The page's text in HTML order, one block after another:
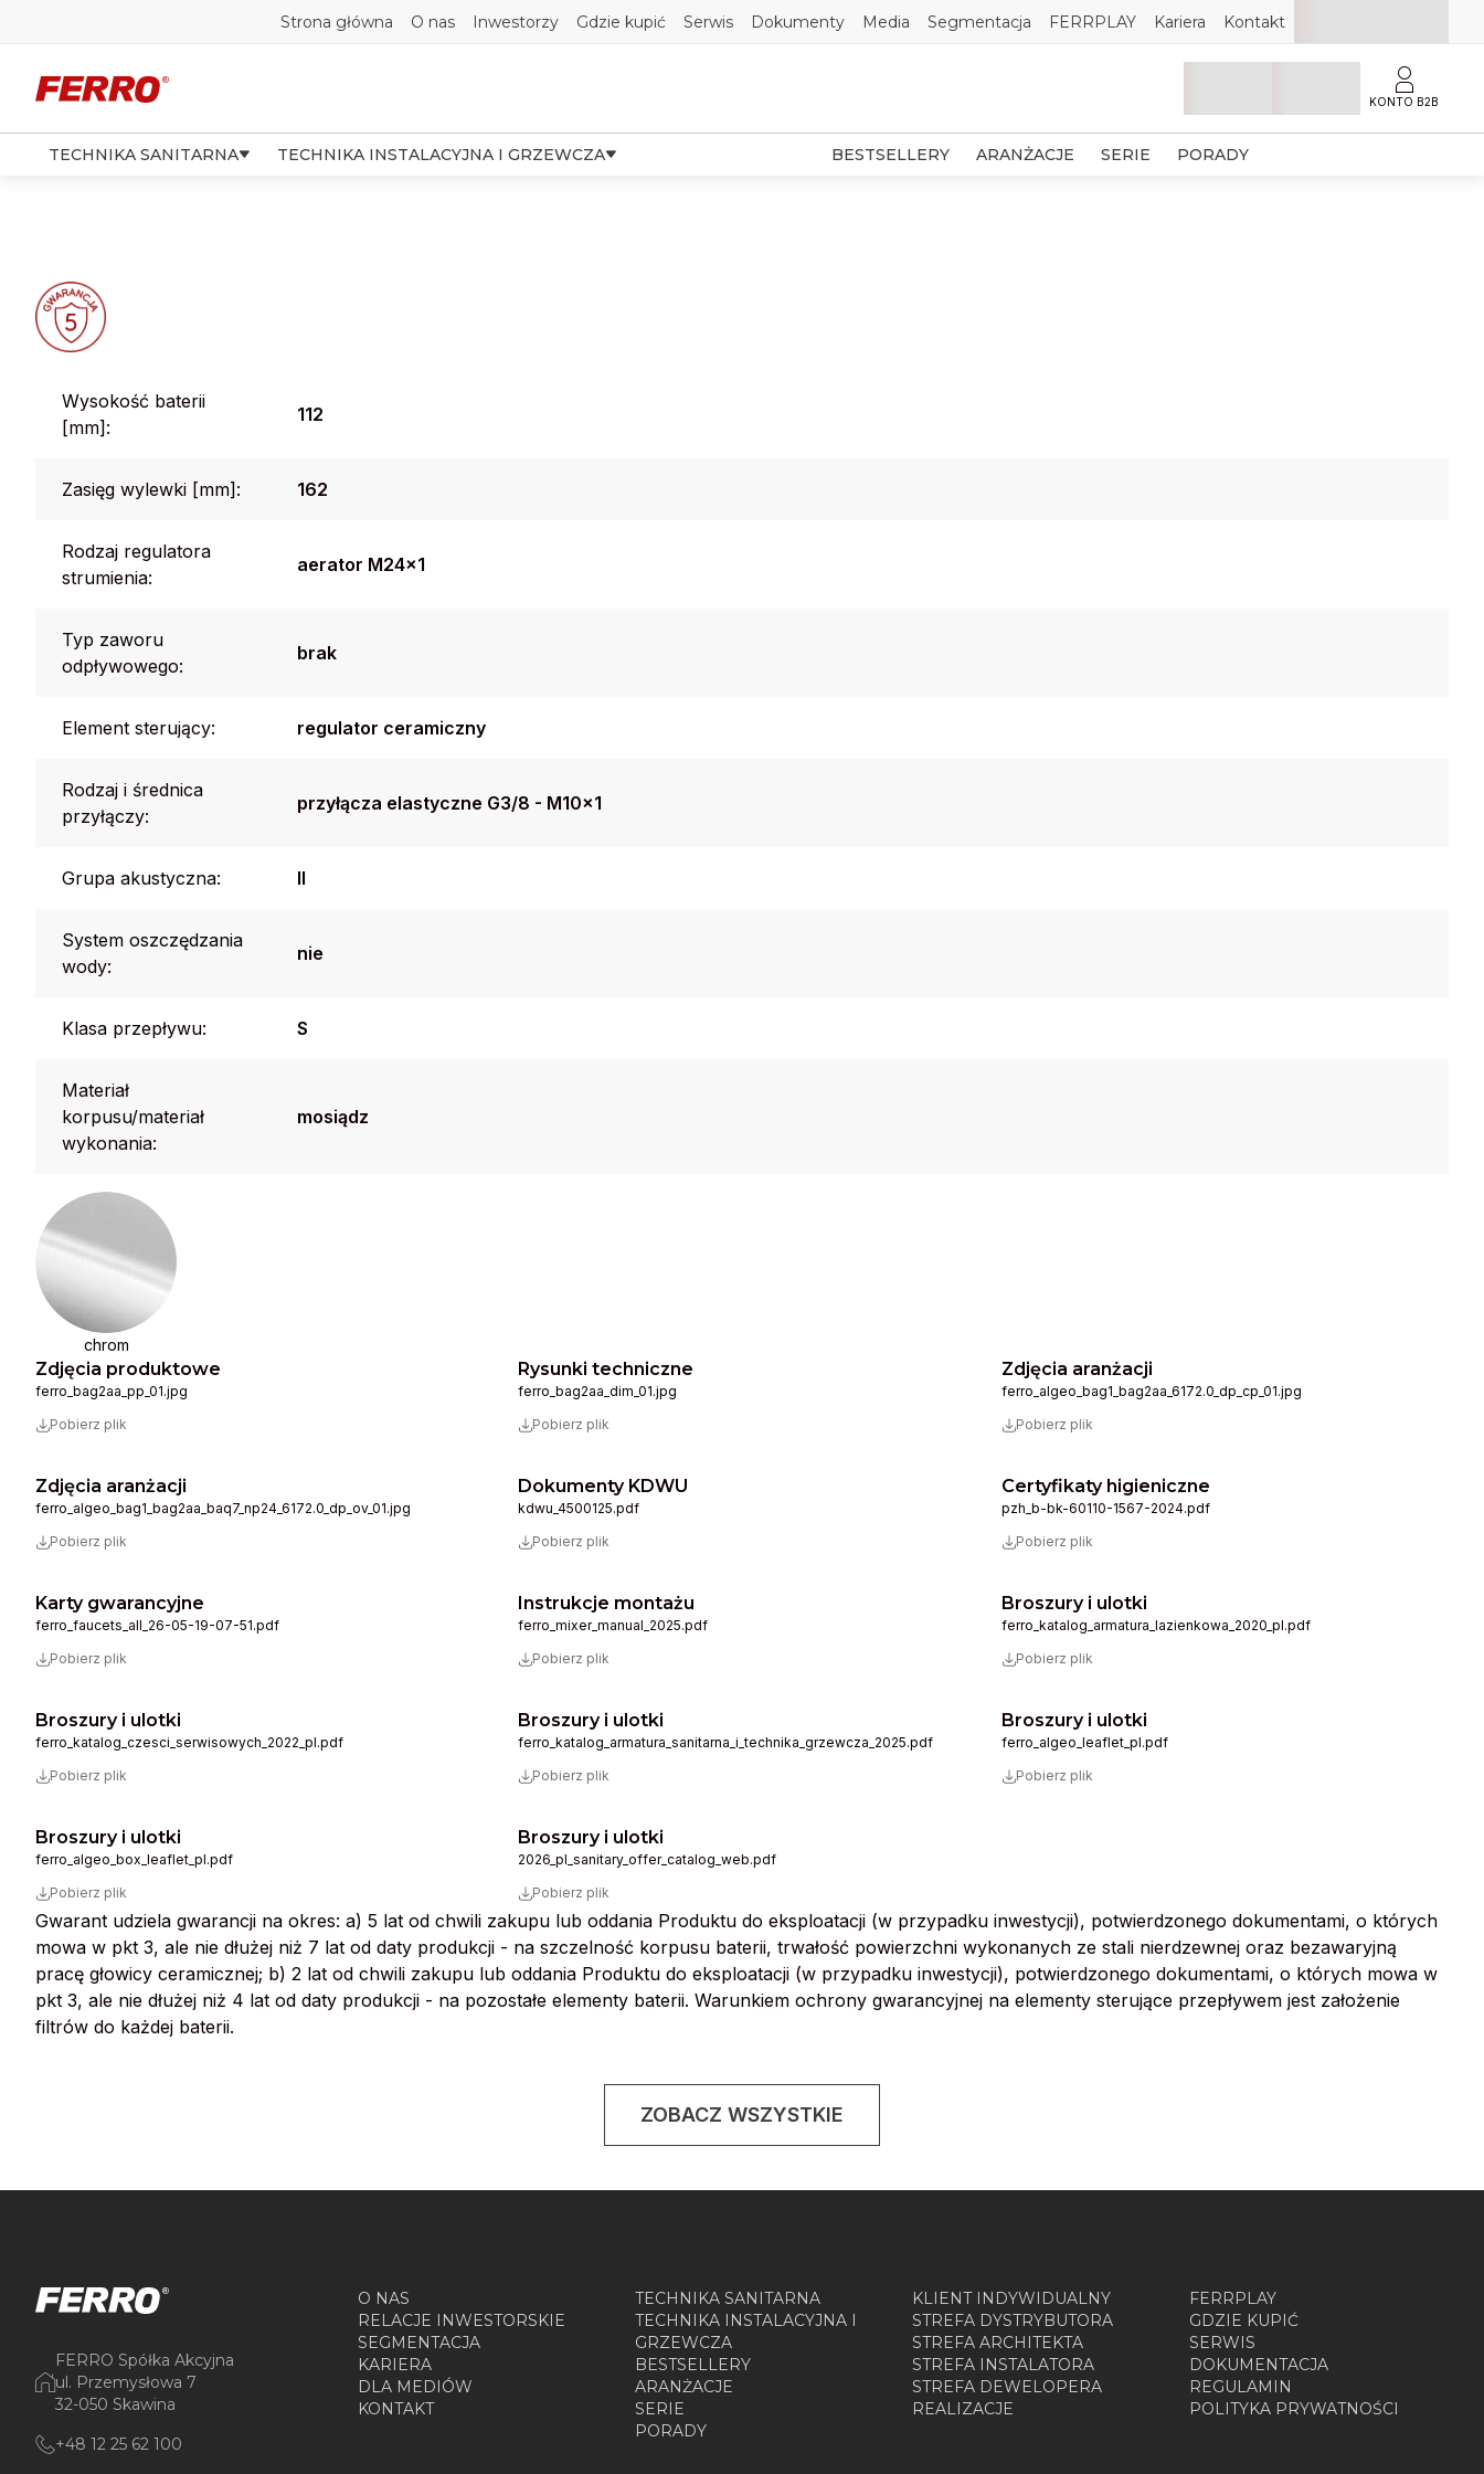
Strona główna O nas Inwestorzy Gdzie kupić Serwis Dokumenty Media Segmentacja FERRPLAY Kariera Kontakt
KONTO B2B
TECHNIKA SANITARNA TECHNIKA INSTALACYJNA I GRZEWCZA BESTSELLERY ARANŻACJE SERIE PORADY
Wysokość baterii
[mm]:
112
Zasięg wylewki [mm]: 162
Rodzaj regulatora
strumienia:
aerator M24x1
Typ zaworu
odpływowego:
brak
Element sterujący: regulator ceramiczny
Rodzaj i średnica
przyłączy:
przyłącza elastyczne G3/8 - M10x1
Grupa akustyczna: II
System oszczędzania
wody:
nie
Klasa przepływu: S
Materiał
korpusu/materiał
wykonania:
mosiądz
chrom
Zdjęcia produktowe
ferro_bag2aa_pp_01.jpg
Pobierz plik
Rysunki techniczne
ferro_bag2aa_dim_01.jpg
Pobierz plik
Zdjęcia aranżacji
ferro_algeo_bag1_bag2aa_6172.0_dp_cp_01.jpg
Pobierz plik
Zdjęcia aranżacji
ferro_algeo_bag1_bag2aa_baq7_np24_6172.0_dp_ov_01.jpg
Pobierz plik
Dokumenty KDWU
kdwu_4500125.pdf
Pobierz plik
Certyfikaty higieniczne
pzh_b-bk-60110-1567-2024.pdf
Pobierz plik
Karty gwarancyjne
ferro_faucets_all_26-05-19-07-51.pdf
Pobierz plik
Instrukcje montażu
ferro_mixer_manual_2025.pdf
Pobierz plik
Broszury i ulotki
ferro_katalog_armatura_lazienkowa_2020_pl.pdf
Pobierz plik
Broszury i ulotki
ferro_katalog_czesci_serwisowych_2022_pl.pdf
Pobierz plik
Broszury i ulotki
ferro_katalog_armatura_sanitarna_i_technika_grzewcza_2025.pdf
Pobierz plik
Broszury i ulotki
ferro_algeo_leaflet_pl.pdf
Pobierz plik
Broszury i ulotki
ferro_algeo_box_leaflet_pl.pdf
Pobierz plik
Broszury i ulotki
2026_pl_sanitary_offer_catalog_web.pdf
Pobierz plik
Gwarant udziela gwarancji na okres: a) 5 lat od chwili zakupu lub oddania Produktu do eksploatacji (w przypadku inwestycji), potwierdzonego dokumentami, o których
mowa w pkt 3, ale nie dłużej niż 7 lat od daty produkcji - na szczelność korpusu baterii, trwałość powierzchni wykonanych ze stali nierdzewnej oraz bezawaryjną
pracę głowicy ceramicznej; b) 2 lat od chwili zakupu lub oddania Produktu do eksploatacji (w przypadku inwestycji), potwierdzonego dokumentami, o których mowa w
pkt 3, ale nie dłużej niż 4 lat od daty produkcji - na pozostałe elementy baterii. Warunkiem ochrony gwarancyjnej na elementy sterujące przepływem jest założenie
filtrów do każdej baterii.
ZOBACZ WSZYSTKIE
FERRO Spółka Akcyjna
ul. Przemysłowa 7
32-050 Skawina
+48 12 25 62 100
O NAS
RELACJE INWESTORSKIE
SEGMENTACJA
KARIERA
DLA MEDIÓW
KONTAKT
TECHNIKA SANITARNA
TECHNIKA INSTALACYJNA I
GRZEWCZA
BESTSELLERY
ARANŻACJE
SERIE
PORADY
KLIENT INDYWIDUALNY
STREFA DYSTRYBUTORA
STREFA ARCHITEKTA
STREFA INSTALATORA
STREFA DEWELOPERA
REALIZACJE
FERRPLAY
GDZIE KUPIĆ
SERWIS
DOKUMENTACJA
REGULAMIN
POLITYKA PRYWATNOŚCI